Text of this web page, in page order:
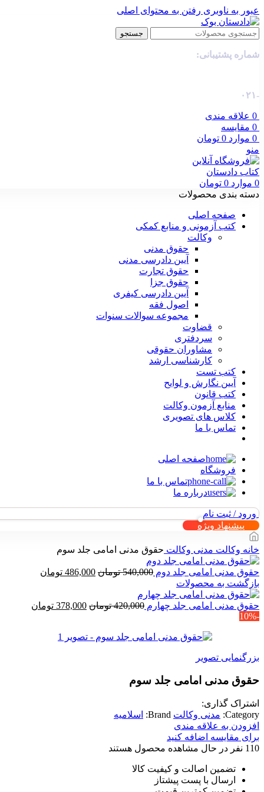
عبور به ناوبری رفتن به محتوای اصلی
جستجو
شماره پشتیبانی:
-۰۲۱
0 علاقه مندی
0 مقایسه
0 موارد 0 تومان
منو
0 موارد 0 تومان
دسته بندی محصولات
صفحه اصلی
کتب آزمونی و منابع کمکی
وکالت
حقوق مدنی
آیین دادرسی مدنی
حقوق تجارت
حقوق جزا
آیین دادرسی کیفری
اصول فقه
مجموعه سوالات سنوات
قضاوت
سردفتری
مشاوران حقوقی
کارشناسی ارشد
کتب تست
آیین نگارش و لوایح
کتب قانون
منابع آزمون وکالت
کلاس های تصویری
تماس با ما
صفحه اصلی
فروشگاه
تماس با ما
درباره ما
ورود / ثبت نام
پیشنهاد ویژه
خانه وکالت مدنی وکالت حقوق مدنی امامی جلد سوم
حقوق مدنی امامی جلد دوم 540,000 تومان قیمت
بود.
486,000 تومان
است.
بازگشت به محصولات
حقوق مدنی امامی جلد چهارم 420,000 تومان قیمت
بود.
378,000 تومان
-10%
بزرگنمایی تصویر
حقوق مدنی امامی جلد سوم
اشتراک گذاری:
Category: مدنی وکالت Brand:
اسلامیه
افزودن به علاقه مندی
برای مقایسه اضافه کنید
110 نفر در حال مشاهده محصول هستند
تضمین اصالت و کیفیت کالا
ارسال با پست پیشتاز